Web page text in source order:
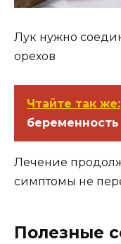
Лук нужно
орехов
Чтайте так же:
беременность
Лечение
симптомы не
Полезные